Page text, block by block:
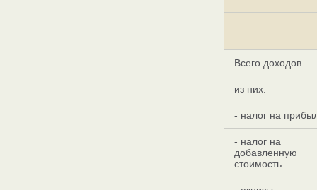
Всего доходов
из них:
- налог на
- налог на
добавленную
стоимость